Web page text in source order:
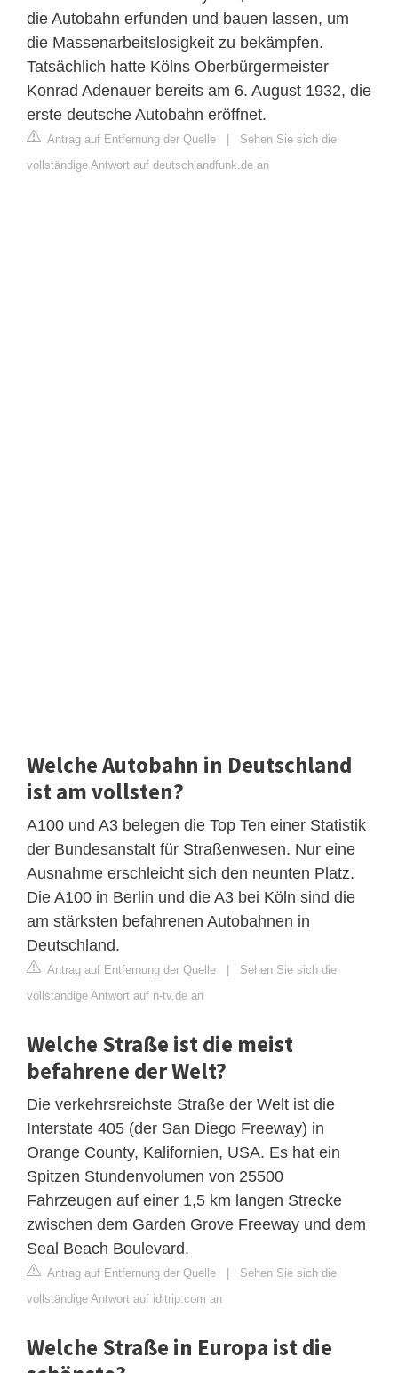
die Autobahn erfunden und bauen lassen, um
die Massenarbeitslosigkeit zu bekämpfen.
Tatsächlich hatte Kölns Oberbürgermeister
Konrad Adenauer bereits am 6. August 1932, die
erste deutsche Autobahn eröffnet.
Antrag auf Entfernung der Quelle | Sehen Sie sich die
vollständige Antwort auf deutschlandfunk.de an
Welche Autobahn in Deutschland
ist am vollsten?
A100 und A3 belegen die Top Ten einer Statistik
der Bundesanstalt für Straßenwesen. Nur eine
Ausnahme erschleicht sich den neunten Platz.
Die A100 in Berlin und die A3 bei Köln sind die
am stärksten befahrenen Autobahnen in
Deutschland.
Antrag auf Entfernung der Quelle | Sehen Sie sich die
vollständige Antwort auf n-tv.de an
Welche Straße ist die meist
befahrene der Welt?
Die verkehrsreichste Straße der Welt ist die
Interstate 405 (der San Diego Freeway) in
Orange County, Kalifornien, USA. Es hat ein
Spitzen Stundenvolumen von 25500
Fahrzeugen auf einer 1,5 km langen Strecke
zwischen dem Garden Grove Freeway und dem
Seal Beach Boulevard.
Antrag auf Entfernung der Quelle | Sehen Sie sich die
vollständige Antwort auf idltrip.com an
Welche Straße in Europa ist die